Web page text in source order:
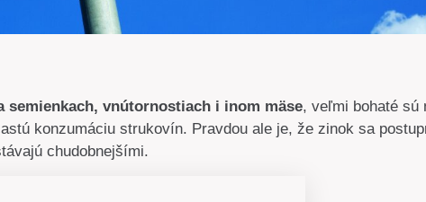
semienkach, vnútornostiach i inom mäse, veľmi bohaté sú
konzumáciu strukovín. Pravdou ale je, že zinok sa
chudobnejšími.